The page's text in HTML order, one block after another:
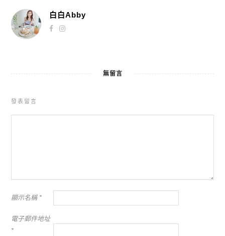
白白Abby
無留言
發表留言
顯示名稱 *
電子郵件地址
*